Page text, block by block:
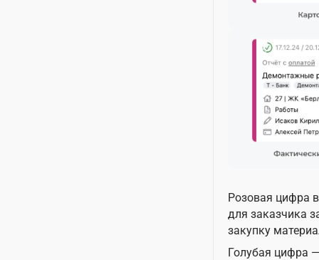
Розовая цифра
для заказчика
закупку
Голубая цифра